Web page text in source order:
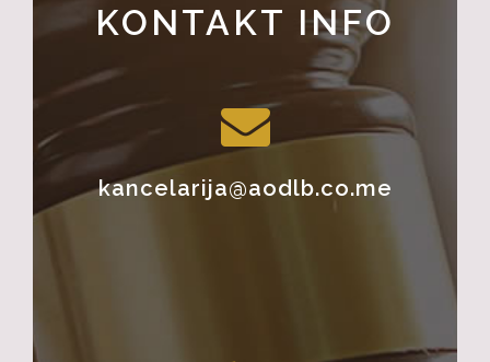
KONTAKT INFO
kancelarija@aodlb.co.me